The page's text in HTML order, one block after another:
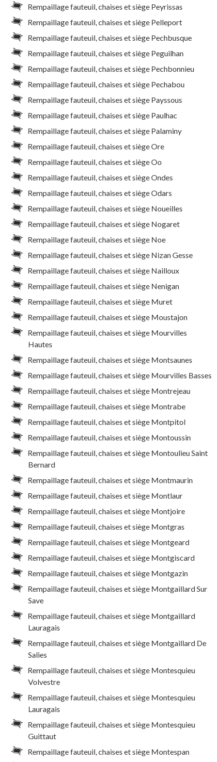
Rempaillage fauteuil, chaises et siège Peyrissas
Rempaillage fauteuil, chaises et siège Pelleport
Rempaillage fauteuil, chaises et siège Pechbusque
Rempaillage fauteuil, chaises et siège Peguilhan
Rempaillage fauteuil, chaises et siège Pechbonnieu
Rempaillage fauteuil, chaises et siège Pechabou
Rempaillage fauteuil, chaises et siège Payssous
Rempaillage fauteuil, chaises et siège Paulhac
Rempaillage fauteuil, chaises et siège Palaminy
Rempaillage fauteuil, chaises et siège Ore
Rempaillage fauteuil, chaises et siège Oo
Rempaillage fauteuil, chaises et siège Ondes
Rempaillage fauteuil, chaises et siège Odars
Rempaillage fauteuil, chaises et siège Noueilles
Rempaillage fauteuil, chaises et siège Nogaret
Rempaillage fauteuil, chaises et siège Noe
Rempaillage fauteuil, chaises et siège Nizan Gesse
Rempaillage fauteuil, chaises et siège Nailloux
Rempaillage fauteuil, chaises et siège Nenigan
Rempaillage fauteuil, chaises et siège Muret
Rempaillage fauteuil, chaises et siège Moustajon
Rempaillage fauteuil, chaises et siège Mourvilles
Hautes
Rempaillage fauteuil, chaises et siège Montsaunes
Rempaillage fauteuil, chaises et siège Mourvilles Basses
Rempaillage fauteuil, chaises et siège Montrejeau
Rempaillage fauteuil, chaises et siège Montrabe
Rempaillage fauteuil, chaises et siège Montpitol
Rempaillage fauteuil, chaises et siège Montoussin
Rempaillage fauteuil, chaises et siège Montoulieu Saint
Bernard
Rempaillage fauteuil, chaises et siège Montmaurin
Rempaillage fauteuil, chaises et siège Montlaur
Rempaillage fauteuil, chaises et siège Montjoire
Rempaillage fauteuil, chaises et siège Montgras
Rempaillage fauteuil, chaises et siège Montgeard
Rempaillage fauteuil, chaises et siège Montgiscard
Rempaillage fauteuil, chaises et siège Montgazin
Rempaillage fauteuil, chaises et siège Montgaillard Sur
Save
Rempaillage fauteuil, chaises et siège Montgaillard
Lauragais
Rempaillage fauteuil, chaises et siège Montgaillard De
Salies
Rempaillage fauteuil, chaises et siège Montesquieu
Volvestre
Rempaillage fauteuil, chaises et siège Montesquieu
Lauragais
Rempaillage fauteuil, chaises et siège Montesquieu
Guittaut
Rempaillage fauteuil, chaises et siège Montespan